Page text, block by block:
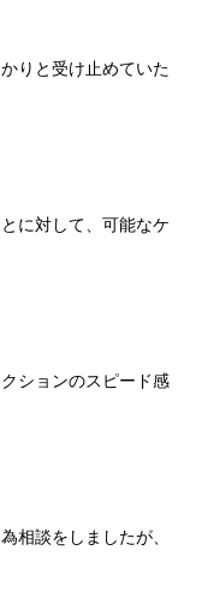
りと受け止めていた
に対して、可能なケ
ションのスピード感
相談をしましたが、